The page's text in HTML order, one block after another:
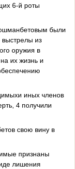
6-й роты
были
из
оружия в
их жизнь и
иных членов
4 получили
свою вину в
признаны
лишения